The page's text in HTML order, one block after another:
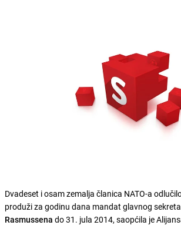
Dvadeset i osam zemalja članica NATO-a
produži za godinu dana mandat glavnog
Rasmussena do 31. jula 2014, saopćila je